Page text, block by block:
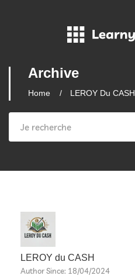
Archive
Home LEROY Du CASH
LEROY du CASH
Author Since: 18/04/2024